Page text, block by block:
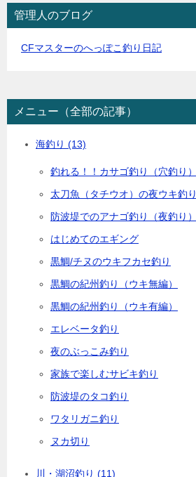
管理人のブログ
CFマスターのへっぽこ釣り日記
メニュー（全部の記事）
海釣り (13)
釣れる！！カサゴ釣り（穴釣り）
太刀魚（タチウオ）の夜ウキ釣り
防波堤でのアナゴ釣り（夜釣り）
はじめてのエギング
黒鯛/チヌのウキフカセ釣り
黒鯛の紀州釣り（ウキ無編）
黒鯛の紀州釣り（ウキ有編）
エレベータ釣り
夜のぶっこみ釣り
家族で楽しむサビキ釣り
防波堤のタコ釣り
ワタリガニ釣り
ヌカ切り
川・湖沼釣り (11)